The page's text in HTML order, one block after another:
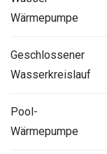
Wärmepumpe
Geschlossener
Wasserkreislauf
Pool-
Wärmepumpe